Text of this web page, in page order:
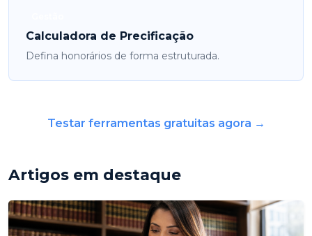
Calculadora de Precificação
Defina honorários de forma estruturada.
Testar ferramentas gratuitas agora →
Artigos em destaque